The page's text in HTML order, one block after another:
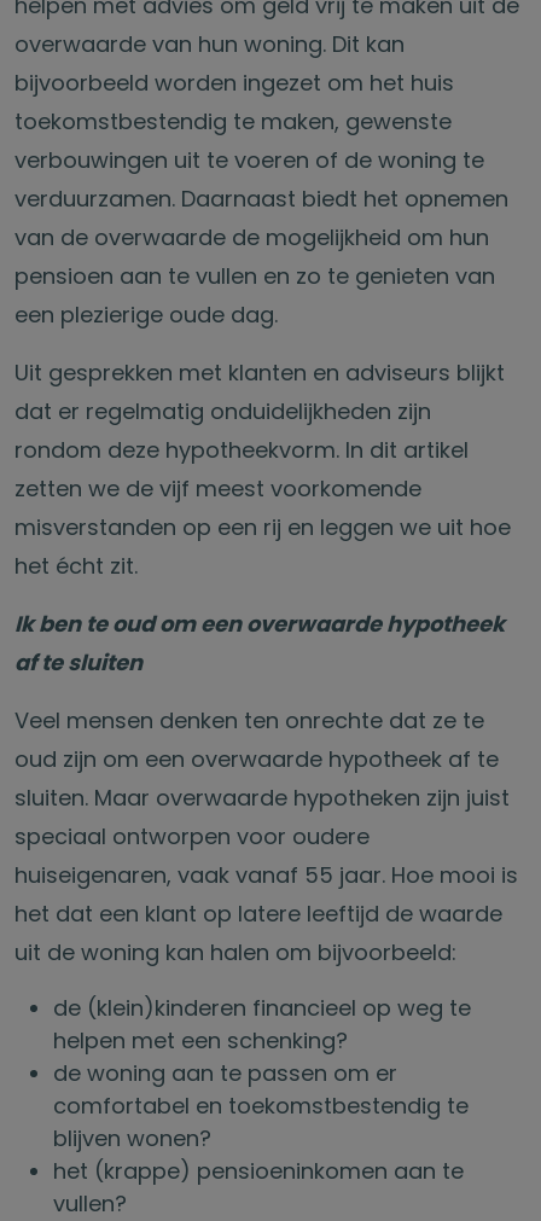
overwaarde van hun woning. Dit kan
bijvoorbeeld worden ingezet om het huis
toekomstbestendig te maken, gewenste
verbouwingen uit te voeren of de woning te
verduurzamen. Daarnaast biedt het opnemen
van de overwaarde de mogelijkheid om hun
pensioen aan te vullen en zo te genieten van
een plezierige oude dag.
Uit gesprekken met klanten en adviseurs blijkt
dat er regelmatig onduidelijkheden zijn
rondom deze hypotheekvorm. In dit artikel
zetten we de vijf meest voorkomende
misverstanden op een rij en leggen we uit hoe
het écht zit.
Ik ben te oud om een overwaarde hypotheek
af te sluiten
Veel mensen denken ten onrechte dat ze te
oud zijn om een overwaarde hypotheek af te
sluiten. Maar overwaarde hypotheken zijn juist
speciaal ontworpen voor oudere
huiseigenaren, vaak vanaf 55 jaar. Hoe mooi is
het dat een klant op latere leeftijd de waarde
uit de woning kan halen om bijvoorbeeld:
de (klein)kinderen financieel op weg te
helpen met een schenking?
de woning aan te passen om er
comfortabel en toekomstbestendig te
blijven wonen?
het (krappe) pensioeninkomen aan te
vullen?